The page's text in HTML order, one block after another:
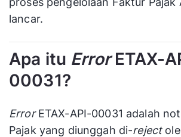
lancar.
Apa itu ErrorETAX-
00031?
ErrorETAX-API-00031 adalah
Pajak yang diunggah di-reject